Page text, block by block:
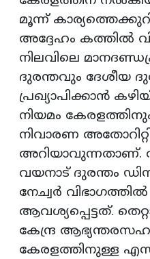
മൂന്ന്
അദ്ദേഹം കത്തിൽ
നിലവിലെ
ദുരന്തവും ദേശീയ
പ്രഖ്യാപിക്കാൻ
നിയമം
നിവാരണ
വയനാട്‌ ദുരന്തം
നേച്വർ
ആവശ്യപ്പെട്ടത്.
കേന്ദ്ര
കേരളത്തിനുള്ള